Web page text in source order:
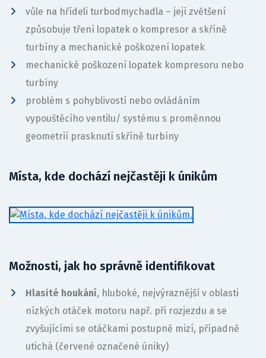
vůle na hřídeli turbodmychadla – její zvětšení
způsobuje tření lopatek o kompresor a skříně
turbíny a mechanické poškození lopatek
mechanické poškození lopatek kompresoru nebo
turbíny
problém s pohyblivostí nebo ovládáním
vypouštěcího ventilu/ systému s proměnnou
geometrií prasknutí skříně turbíny
Místa, kde dochází nejčastěji k únikům
Možnosti, jak ho správně identifikovat
Hlasité houkání, hluboké, nejvýraznější v oblasti
nízkých otáček motoru např. při rozjezdu a se
zvyšujícími se otáčkami postupně mizí, případně
utichá (červené označené úniky)